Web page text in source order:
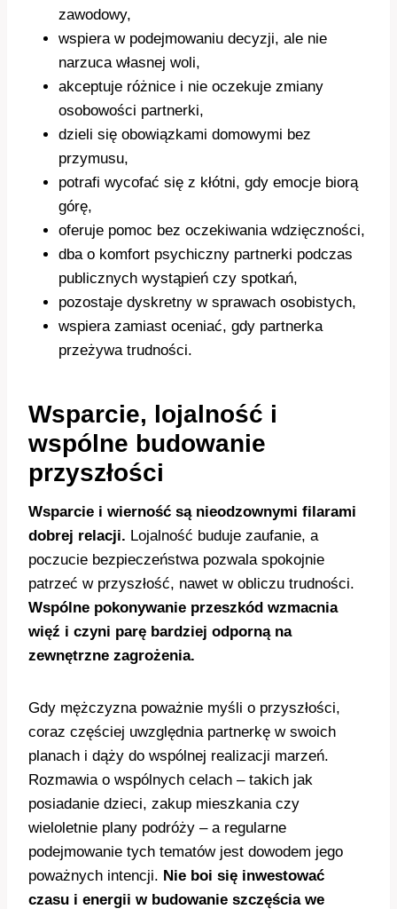
zawodowy,
wspiera w podejmowaniu decyzji, ale nie
narzuca własnej woli,
akceptuje różnice i nie oczekuje zmiany
osobowości partnerki,
dzieli się obowiązkami domowymi bez
przymusu,
potrafi wycofać się z kłótni, gdy emocje biorą
górę,
oferuje pomoc bez oczekiwania wdzięczności,
dba o komfort psychiczny partnerki podczas
publicznych wystąpień czy spotkań,
pozostaje dyskretny w sprawach osobistych,
wspiera zamiast oceniać, gdy partnerka
przeżywa trudności.
Wsparcie, lojalność i
wspólne budowanie
przyszłości
Wsparcie i wierność są nieodzownymi filarami
dobrej relacji. Lojalność buduje zaufanie, a
poczucie bezpieczeństwa pozwala spokojnie
patrzeć w przyszłość, nawet w obliczu trudności.
Wspólne pokonywanie przeszkód wzmacnia
więź i czyni parę bardziej odporną na
zewnętrzne zagrożenia.
Gdy mężczyzna poważnie myśli o przyszłości,
coraz częściej uwzględnia partnerkę w swoich
planach i dąży do wspólnej realizacji marzeń.
Rozmawia o wspólnych celach – takich jak
posiadanie dzieci, zakup mieszkania czy
wieloletnie plany podróży – a regularne
podejmowanie tych tematów jest dowodem jego
poważnych intencji. Nie boi się inwestować
czasu i energii w budowanie szczęścia we